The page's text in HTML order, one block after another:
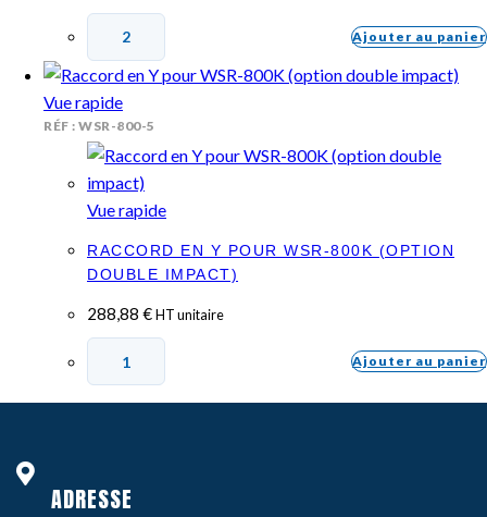
Ajouter au panier
Vue rapide
RÉF : WSR-800-5
Vue rapide
RACCORD EN Y POUR WSR-800K (OPTION
DOUBLE IMPACT)
288,88 € HT unitaire
Ajouter au panier
ADRESSE